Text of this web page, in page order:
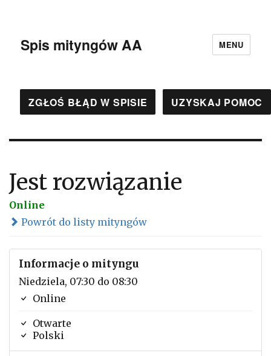
Spis mityngów AA MENU
ZGŁOŚ BŁĄD W SPISIE UZYSKAJ POMOC
Jest rozwiązanie
Online
Powrót do listy mityngów
Informacje o mityngu
Niedziela, 07:30 do 08:30
Online
Otwarte
Polski